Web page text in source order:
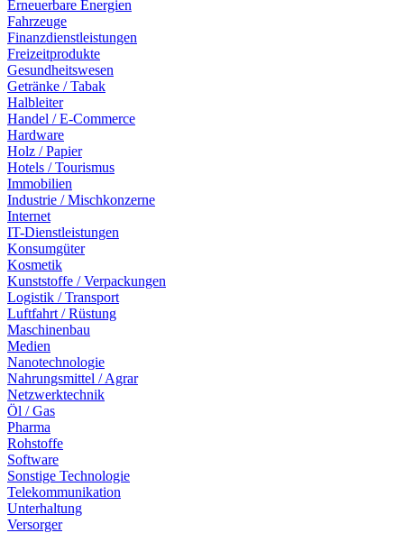
Erneuerbare Energien
Fahrzeuge
Finanzdienstleistungen
Freizeitprodukte
Gesundheitswesen
Getränke / Tabak
Halbleiter
Handel / E-Commerce
Hardware
Holz / Papier
Hotels / Tourismus
Immobilien
Industrie / Mischkonzerne
Internet
IT-Dienstleistungen
Konsumgüter
Kosmetik
Kunststoffe / Verpackungen
Logistik / Transport
Luftfahrt / Rüstung
Maschinenbau
Medien
Nanotechnologie
Nahrungsmittel / Agrar
Netzwerktechnik
Öl / Gas
Pharma
Rohstoffe
Software
Sonstige Technologie
Telekommunikation
Unterhaltung
Versorger